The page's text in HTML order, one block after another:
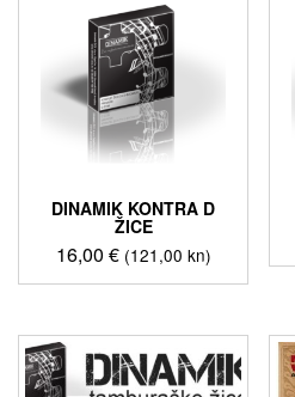
DINAMIK KONTRA D
ŽICE
16,00 € (121,00 kn)